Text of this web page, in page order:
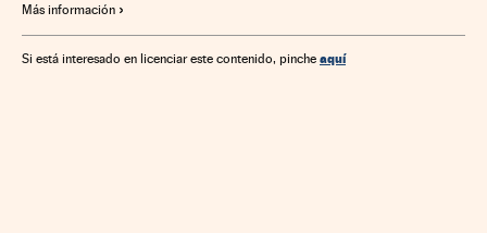
Más información
Si está interesado en licenciar este contenido, pinche aquí